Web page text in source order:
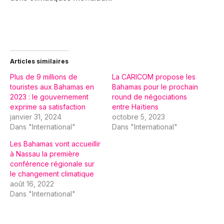
Articles similaires
Plus de 9 millions de
touristes aux Bahamas en
2023 : le gouvernement
exprime sa satisfaction
janvier 31, 2024
Dans "International"
La CARICOM propose les
Bahamas pour le prochain
round de négociations
entre Haïtiens
octobre 5, 2023
Dans "International"
Les Bahamas vont accueillir
à Nassau la première
conférence régionale sur
le changement climatique
août 16, 2022
Dans "International"